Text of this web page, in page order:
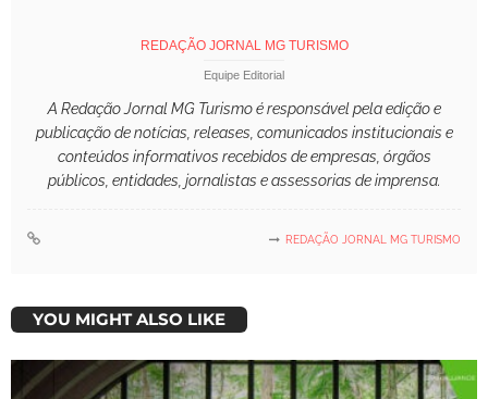
REDAÇÃO JORNAL MG TURISMO
Equipe Editorial
A Redação Jornal MG Turismo é responsável pela edição e
publicação de notícias, releases, comunicados institucionais e
conteúdos informativos recebidos de empresas, órgãos
públicos, entidades, jornalistas e assessorias de imprensa.
REDAÇÃO JORNAL MG TURISMO
YOU MIGHT ALSO LIKE